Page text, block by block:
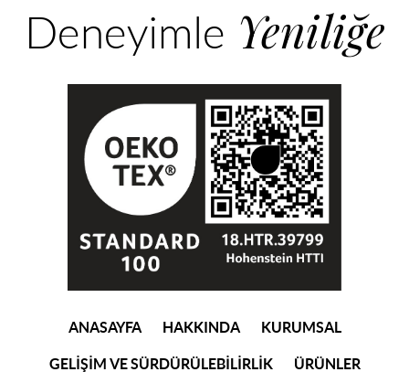
Deneyimle Yeniliğe
ANASAYFA(current)
HAKKINDA KURUMSAL
GELİŞİM VE SÜRDÜRÜLEBİLİRLİK ÜRÜNLER